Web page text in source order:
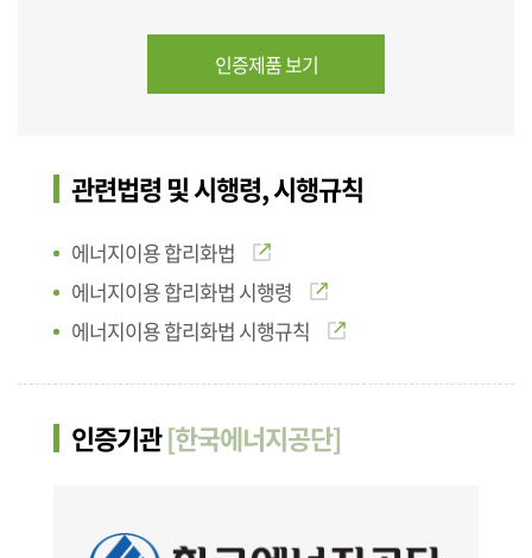
인증제품 보기
관련법령 및 시행령, 시행규칙
에너지이용 합리화법
에너지이용 합리화법 시행령
에너지이용 합리화법 시행규칙
인증기관[한국에너지공단]